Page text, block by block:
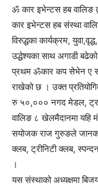
ॐ कार इभेन्टस हब वालिङ
कार इभेन्टस हब संस्था
विरुद्धका कार्यक्रम,
उद्धेश्यका साथ अगाडी
प्रथम ॐकार कप सेभेन ए
राखेको छ । उक्त
रु ५०,००० नगद मेडल,
वालिङ ८ खेलमैदानमा
सयोजक राज गुरुङले
क्लब, ट्रीनिटी क्लब,
।
यस संस्थाको अध्यक्षमा